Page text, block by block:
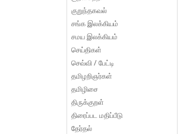
குறுந்தகவல்
சங்க இலக்கியம்
சமய இலக்கியம்
செய்திகள்
செவ்வி / பேட்டி
தமிழறிஞர்கள்
தமிழிசை
திருக்குறள்
திரைப்பட மதிப்பீடு
தேர்தல்